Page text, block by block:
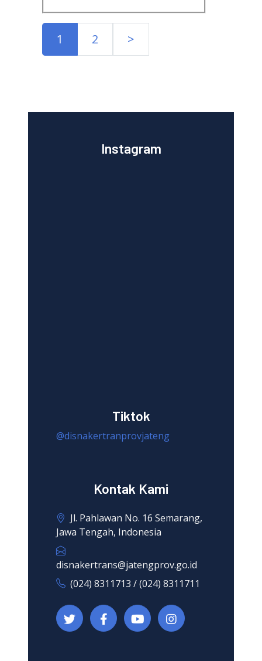
1 2 >
Instagram
Tiktok
@disnakertranprovjateng
Kontak Kami
Jl. Pahlawan No. 16 Semarang,
Jawa Tengah, Indonesia
disnakertrans@jatengprov.go.id
(024) 8311713 / (024) 8311711